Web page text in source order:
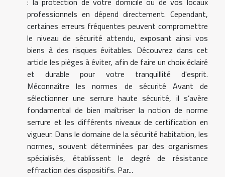
professionnels en dépend directement. Cependant,
certaines erreurs fréquentes peuvent compromettre
le niveau de sécurité attendu, exposant ainsi vos
biens à des risques évitables. Découvrez dans cet
article les pièges à éviter, afin de faire un choix éclairé
et durable pour votre tranquillité d'esprit.
Méconnaître les normes de sécurité Avant de
sélectionner une serrure haute sécurité, il s’avère
fondamental de bien maîtriser la notion de norme
serrure et les différents niveaux de certification en
vigueur. Dans le domaine de la sécurité habitation, les
normes, souvent déterminées par des organismes
spécialisés, établissent le degré de résistance
effraction des dispositifs. Par...